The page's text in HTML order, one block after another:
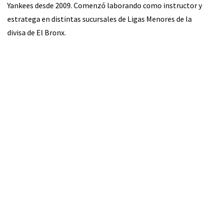
Yankees desde 2009. Comenzó laborando como instructor y
estratega en distintas sucursales de Ligas Menores de la
divisa de El Bronx.